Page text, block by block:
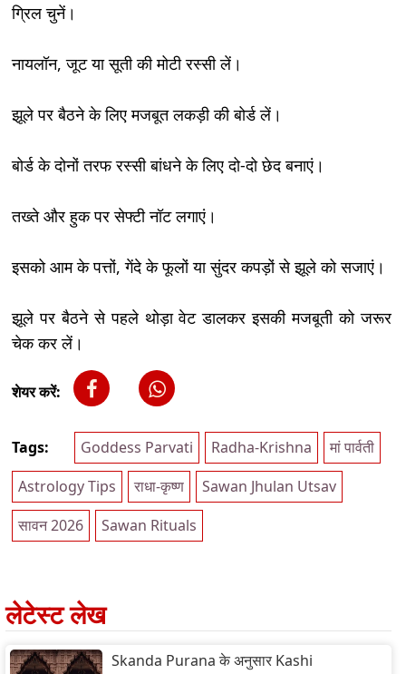
ग्रिल चुनें।
नायलॉन, जूट या सूती की मोटी रस्सी लें।
झूले पर बैठने के लिए मजबूत लकड़ी की बोर्ड लें।
बोर्ड के दोनों तरफ रस्सी बांधने के लिए दो-दो छेद बनाएं।
तख्ते और हुक पर सेफ्टी नॉट लगाएं।
इसको आम के पत्तों, गेंदे के फूलों या सुंदर कपड़ों से झूले को सजाएं।
झूले पर बैठने से पहले थोड़ा वेट डालकर इसकी मजबूती को जरूर
चेक कर लें।
शेयर करें:
Tags: Goddess Parvati Radha-Krishna
मां पार्वती
Astrology Tips
राधा-कृष्ण
Sawan Jhulan Utsav
सावन 2026
Sawan Rituals
लेटेस्ट लेख
Skanda Purana के अनुसार Kashi